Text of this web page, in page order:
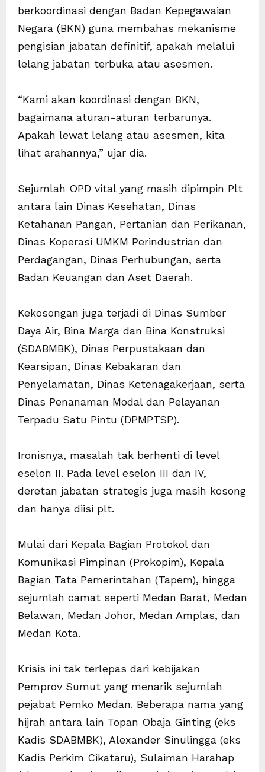
berkoordinasi dengan Badan Kepegawaian
Negara (BKN) guna membahas mekanisme
pengisian jabatan definitif, apakah melalui
lelang jabatan terbuka atau asesmen.
“Kami akan koordinasi dengan BKN,
bagaimana aturan-aturan terbarunya.
Apakah lewat lelang atau asesmen, kita
lihat arahannya,” ujar dia.
Sejumlah OPD vital yang masih dipimpin Plt
antara lain Dinas Kesehatan, Dinas
Ketahanan Pangan, Pertanian dan Perikanan,
Dinas Koperasi UMKM Perindustrian dan
Perdagangan, Dinas Perhubungan, serta
Badan Keuangan dan Aset Daerah.
Kekosongan juga terjadi di Dinas Sumber
Daya Air, Bina Marga dan Bina Konstruksi
(SDABMBK), Dinas Perpustakaan dan
Kearsipan, Dinas Kebakaran dan
Penyelamatan, Dinas Ketenagakerjaan, serta
Dinas Penanaman Modal dan Pelayanan
Terpadu Satu Pintu (DPMPTSP).
Ironisnya, masalah tak berhenti di level
eselon II. Pada level eselon III dan IV,
deretan jabatan strategis juga masih kosong
dan hanya diisi plt.
Mulai dari Kepala Bagian Protokol dan
Komunikasi Pimpinan (Prokopim), Kepala
Bagian Tata Pemerintahan (Tapem), hingga
sejumlah camat seperti Medan Barat, Medan
Belawan, Medan Johor, Medan Amplas, dan
Medan Kota.
Krisis ini tak terlepas dari kebijakan
Pemprov Sumut yang menarik sejumlah
pejabat Pemko Medan. Beberapa nama yang
hijrah antara lain Topan Obaja Ginting (eks
Kadis SDABMBK), Alexander Sinulingga (eks
Kadis Perkim Cikataru), Sulaiman Harahap